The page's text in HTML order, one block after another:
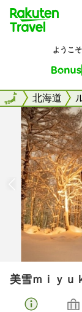
全国北海道
全国
美雪ｍｉｙ